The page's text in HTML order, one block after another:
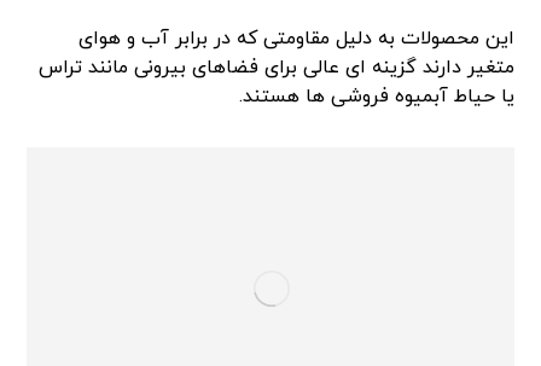
این محصولات به دلیل مقاومتی که در برابر آب و هوای
متغیر دارند گزینه ای عالی برای فضاهای بیرونی مانند تراس
یا حیاط آبمیوه فروشی ها هستند.